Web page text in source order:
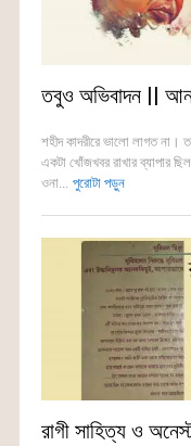
তবুও অভিবাদন ||
শহীদ কাদরীরে ভালো লাগত না।
একটা খোঁজখবর রাখার ব্যাপার
ওনা... পুরোটা পড়ুন
রাগী সাহিত্য ও